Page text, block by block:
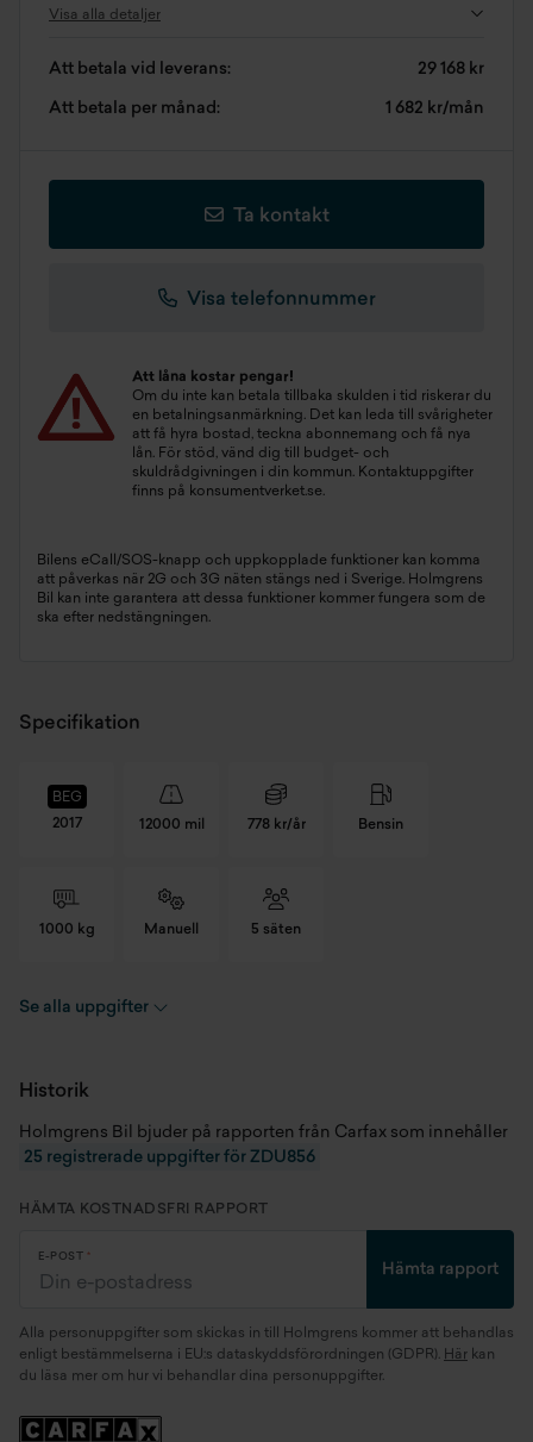
Visa alla detaljer
Att betala vid leverans: 29 168 kr
Att betala per månad: 1 682 kr/mån
Ta kontakt
Visa telefonnummer
Att låna kostar pengar!
Om du inte kan betala tillbaka skulden i tid riskerar du
en betalningsanmärkning. Det kan leda till svårigheter
att få hyra bostad, teckna abonnemang och få nya
lån. För stöd, vänd dig till budget- och
skuldrådgivningen i din kommun. Kontaktuppgifter
finns på konsumentverket.se.
Bilens eCall/SOS-knapp och uppkopplade funktioner kan komma
att påverkas när 2G och 3G näten stängs ned i Sverige. Holmgrens
Bil kan inte garantera att dessa funktioner kommer fungera som de
ska efter nedstängningen.
Specifikation
BEG
2017
12000 mil 778 kr/år Bensin
1000 kg Manuell 5 säten
Chassinummer
Skick Begagnad
Motor 1.5 i-VTEC L15B (96 kW)
Se alla uppgifter
Historik
Holmgrens Bil bjuder på rapporten från Carfax som innehåller
25 registrerade uppgifter för ZDU856
HÄMTA KOSTNADSFRI RAPPORT
E-POST
Hämta rapport
Alla personuppgifter som skickas in till Holmgrens kommer att behandlas
enligt bestämmelserna i EU:s dataskyddsförordningen (GDPR). Här kan
du läsa mer om hur vi behandlar dina personuppgifter.